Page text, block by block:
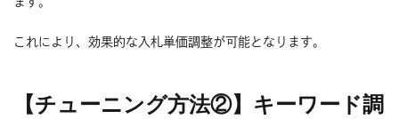
これにより、効果的な入札単価調整が可能となります。
【チューニング方法②】キーワード調